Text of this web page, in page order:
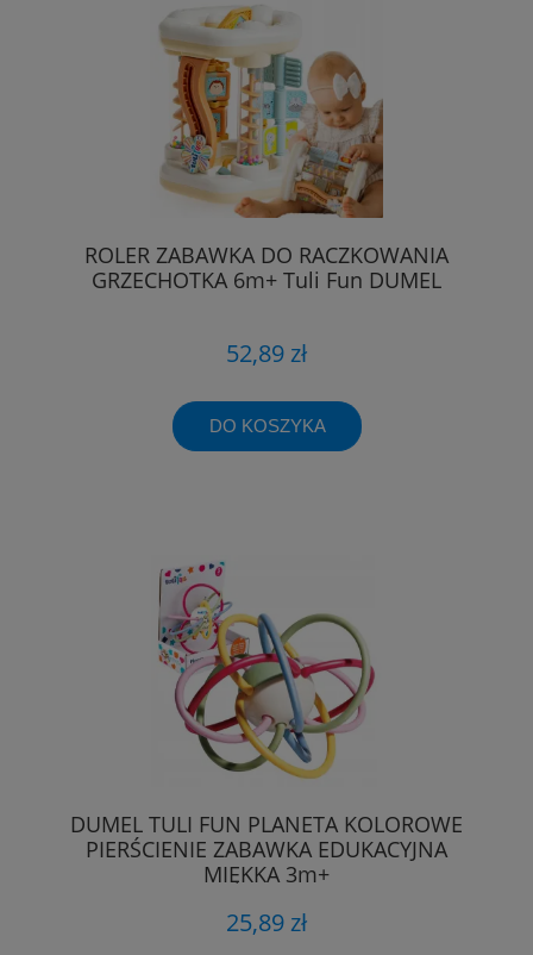
ROLER ZABAWKA DO RACZKOWANIA
GRZECHOTKA 6m+ Tuli Fun DUMEL
52,89 zł
DO KOSZYKA
DUMEL TULI FUN PLANETA KOLOROWE
PIERŚCIENIE ZABAWKA EDUKACYJNA
MIĘKKA 3m+
25,89 zł